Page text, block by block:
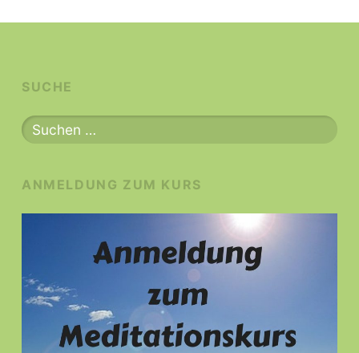
SUCHE
Suchen
nach:
ANMELDUNG ZUM KURS